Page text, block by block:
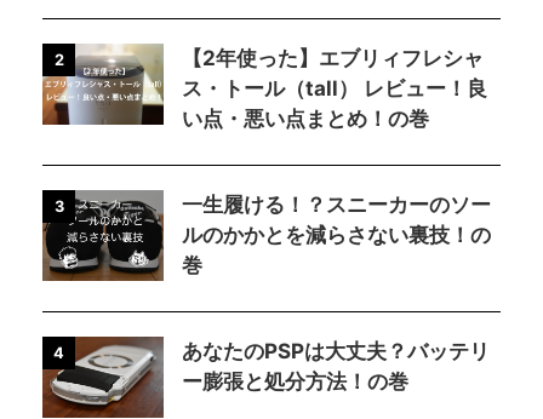
2
【2年使った】エブリィフレシャ
ス・トール（tall） レビュー！良
い点・悪い点まとめ！の巻
3
一生履ける！？スニーカーのソー
ルのかかとを減らさない裏技！の
巻
4
あなたのPSPは大丈夫？バッテリ
ー膨張と処分方法！の巻